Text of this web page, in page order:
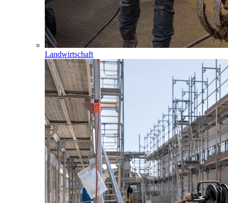
Landwirtschaft